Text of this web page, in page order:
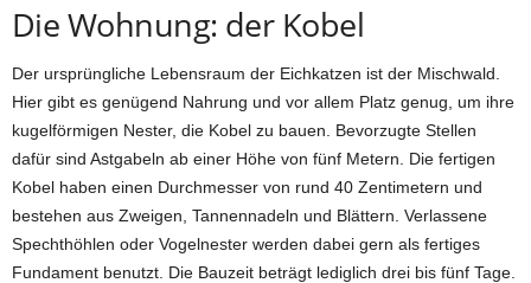
Die Wohnung: der Kobel
Der ursprüngliche Lebensraum der Eichkatzen ist der Mischwald.
Hier gibt es genügend Nahrung und vor allem Platz genug, um ihre
kugelförmigen Nester, die Kobel zu bauen. Bevorzugte Stellen
dafür sind Astgabeln ab einer Höhe von fünf Metern. Die fertigen
Kobel haben einen Durchmesser von rund 40 Zentimetern und
bestehen aus Zweigen, Tannennadeln und Blättern. Verlassene
Spechthöhlen oder Vogelnester werden dabei gern als fertiges
Fundament benutzt. Die Bauzeit beträgt lediglich drei bis fünf Tage.